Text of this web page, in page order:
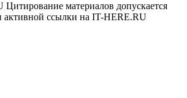
Цитирование материалов допускается
активной ссылки на IT-HERE.RU